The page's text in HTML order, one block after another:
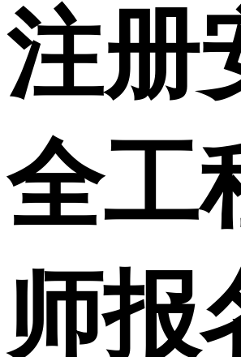
注册
全工
师报